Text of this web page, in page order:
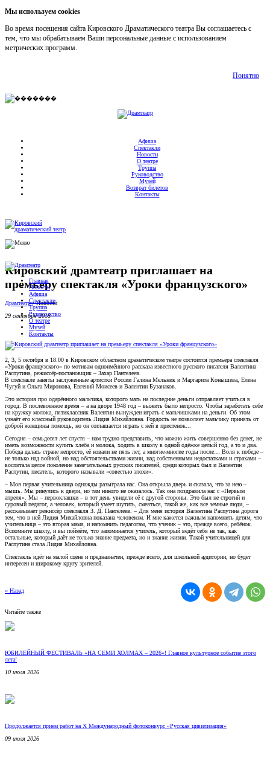
Мы используем cookies
Во время посещения сайта Кировского Драматического театра Вы соглашаетесь с
тем, что мы обрабатываем Ваши персональные данные с использованием
метрических программ.
Понятно
Афиша
Спектакли
Новости
О театре
Труппа
Руководство
Музей
Возврат билетов
Контакты
Главная
Новости
Афиша
Спектакли
Труппа
Руководство
О театре
Музей
Контакты
Кировский драмтеатр приглашает на
премьеру спектакля «Уроки французского»
Драмтеатр /Новости
29 сентября 2018
2, 3, 5 октября в 18.00 в Кировском областном драматическом театре состоится премьера спектакля
«Уроки французского» по мотивам одноимённого рассказа известного русского писателя Валентина
Распутина, режиссёр-постановщик – Захар Пантелеев.
В спектакле заняты заслуженные артистки России Галина Мельник и Маргарита Конышева, Елена
Чугуй и Ольга Миронова, Евгений Моисеев и Валентин Бузанаков.
Это история про одарённого мальчика, которого мать на последние деньги отправляет учиться в
город. В послевоенное время – а на дворе 1948 год – выжить было непросто. Чтобы заработать себе
на кружку молока, пятиклассник Валентин вынужден играть с мальчишками на деньги. Об этом
узнаёт его классный руководитель Лидия Михайловна. Гордость не позволяет мальчику принять от
доброй женщины помощь, но он соглашается играть с ней в пристенок...
Сегодня – семьдесят лет спустя – нам трудно представить, что можно жить совершенно без денег, не
иметь возможности купить хлеба и молока, ходить в школу в одной одёжке целый год, а то и два.
Победа далась стране непросто, её ковали не пять лет, а многие-многие годы после… Воля к победе –
не только над войной, но над обстоятельствами жизни, над собственными недостатками и страхами –
воспитала целое поколение замечательных русских писателей, среди которых был и Валентин
Распутин, писатель, которого называли «совестью эпохи».
– Моя первая учительница однажды разыграла нас. Она открыла дверь и сказала, что за нею –
мышь. Мы ринулись к двери, но там никого не оказалось. Так она поздравила нас с «Первым
апреля». Мы – первоклашки – в тот день увидели её с другой стороны. Это был не строгий и
суровый педагог, а человек, который умеет шутить, смеяться, такой же, как все земные люди, –
рассказывает режиссёр спектакля З. Д. Пантелеев. – Для меня история Валентина Распутина дорога
тем, что в ней Лидия Михайловна показана человеком. И мне кажется важным напомнить детям, что
учительница – это вторая мама, и напомнить педагогам, что ученик – это, прежде всего, ребёнок.
Вспомните школу, и вы поймёте, что запоминается учитель, который ведёт себя не так, как
остальные, который даёт не только знание предмета, но и знание жизни. Такой учительницей для
Распутина стала Лидия Михайловна.
Спектакль идёт на малой сцене и предназначен, прежде всего, для школьной аудитории, но будет
интересен и широкому кругу зрителей.
« Назад
Читайте также
ЮБИЛЕЙНЫЙ ФЕСТИВАЛЬ «НА СЕМИ ХОЛМАХ – 2026»! Главное культурное событие этого
лета!
10 июля 2026
Продолжается прием работ на Х Международный фотоконкурс «Русская цивилизация»
09 июля 2026